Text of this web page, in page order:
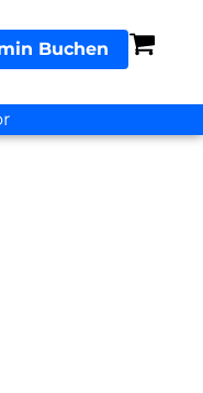
Buchen